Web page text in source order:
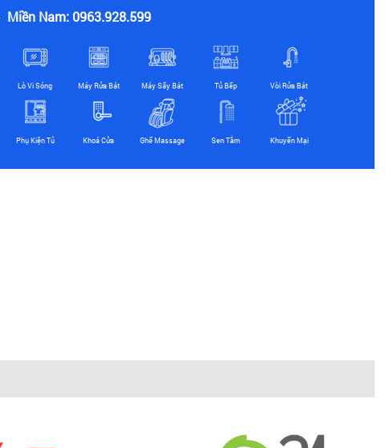
Miền Nam: 0963.928.599
Lò Vi Sóng Máy Rửa Bát Máy Sấy Bát Tủ Bếp Vòi Rửa Bát
Phụ Kiện Tủ Khoá Cửa Ghế Massage Sen Tắm Khuyến Mại